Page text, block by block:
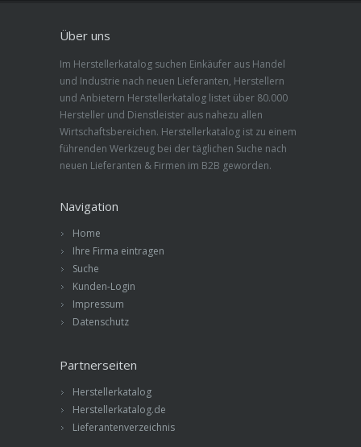
Über uns
Im Herstellerkatalog suchen Einkäufer aus Handel
und Industrie nach neuen Lieferanten, Herstellern
und Anbietern Herstellerkatalog listet über 80.000
Hersteller und Dienstleister aus nahezu allen
Wirtschaftsbereichen. Herstellerkatalog ist zu einem
führenden Werkzeug bei der täglichen Suche nach
neuen Lieferanten & Firmen im B2B geworden.
Navigation
Home
Ihre Firma eintragen
Suche
Kunden-Login
Impressum
Datenschutz
Partnerseiten
Herstellerkatalog
Herstellerkatalog.de
Lieferantenverzeichnis